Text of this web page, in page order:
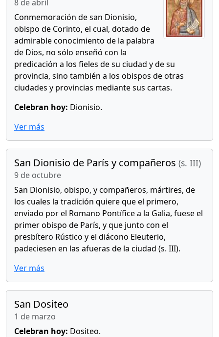
8 de abril
Conmemoración de san Dionisio,
obispo de Corinto, el cual, dotado de
admirable conocimiento de la palabra
de Dios, no sólo enseñó con la
predicación a los fieles de su ciudad y de su
provincia, sino también a los obispos de otras
ciudades y provincias mediante sus cartas.
Celebran hoy: Dionisio.
Ver más
San Dionisio de París y compañeros (s. III)
9 de octubre
San Dionisio, obispo, y compañeros, mártires, de
los cuales la tradición quiere que el primero,
enviado por el Romano Pontífice a la Galia, fuese el
primer obispo de París, y que junto con el
presbítero Rústico y el diácono Eleuterio,
padeciesen en las afueras de la ciudad (s. III).
Ver más
San Dositeo
1 de marzo
Celebran hoy: Dositeo.